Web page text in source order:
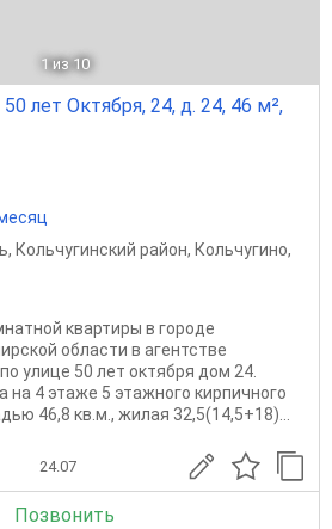
1 из 10
лет Октября, 24, д. 24, 46 м²,
, Кольчугинский район, Кольчугино,
квартиры в городе
области в агентстве
улице 50 лет октября дом 24.
на 4 этаже 5 этажного кирпичного
46,8 кв.м., жилая 32,5(14,5+18)...
24.07
Позвонить